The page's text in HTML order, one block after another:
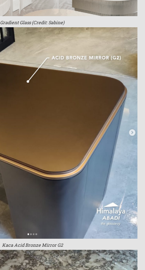
Gradient Glass (Credit: Sabine)
Kaca Acid Bronze Mirror G2